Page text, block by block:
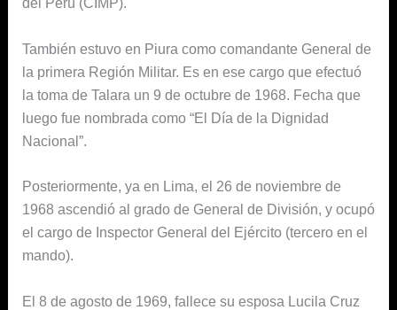
del Perú (CIMP).
También estuvo en Piura como comandante General de
la primera Región Militar. Es en ese cargo que efectuó
la toma de Talara un 9 de octubre de 1968. Fecha que
luego fue nombrada como “El Día de la Dignidad
Nacional”.
Posteriormente, ya en Lima, el 26 de noviembre de
1968 ascendió al grado de General de División, y ocupó
el cargo de Inspector General del Ejército (tercero en el
mando).
El 8 de agosto de 1969, fallece su esposa Lucila Cruz